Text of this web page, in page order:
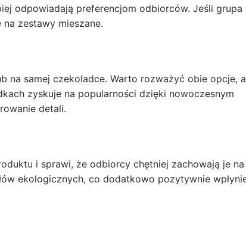
odpowiadają preferencjom odbiorców. Jeśli grupa
zestawy mieszane.
na samej czekoladce. Warto rozważyć obie opcje,
zyskuje na popularności dzięki nowoczesnym
detali.
i sprawi, że odbiorcy chętniej zachowają je na
ekologicznych, co dodatkowo pozytywnie